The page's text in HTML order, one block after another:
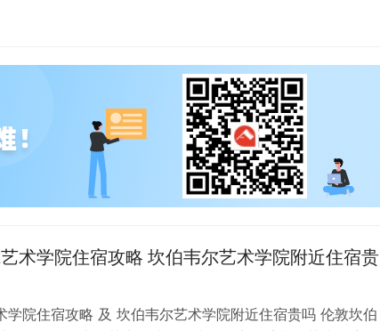
术学院住宿攻略 坎伯韦尔艺术学院附近住宿贵
学院住宿攻略 及 坎伯韦尔艺术学院附近住宿贵吗 伦敦坎伯